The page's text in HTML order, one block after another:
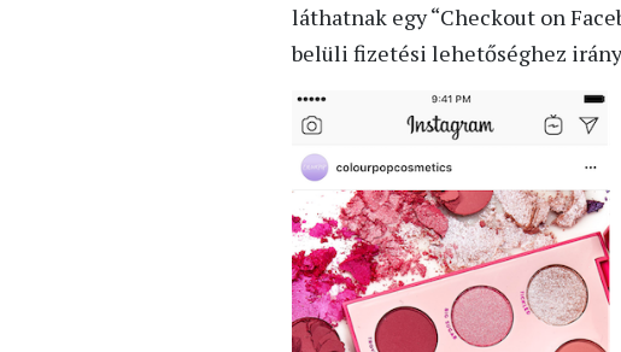
láthatnak egy “Checkout on
belüli fizetési lehetőséghez